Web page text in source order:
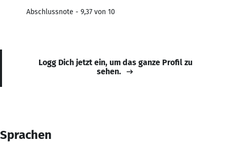
Abschlussnote - 9,37 von 10
Logg Dich jetzt ein, um das ganze Profil zu
sehen.
Sprachen